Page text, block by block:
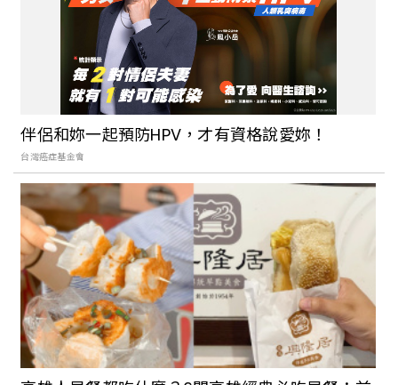
新北貢寮在山海之間藏著小文青，書店、
懷舊餐廳色彩繽紛窩進去一整天都不想離
開；臨海美景也讓人流連忘返
隱身在城市鬧區裡的綠意餐廳JAI宅，走進
店裡就像身處叢林一樣很有氣氛，三五好
友能在悠閒環境中輕鬆用餐
伴侶和妳一起預防HPV，才有資格說愛妳！
台灣癌症基金會